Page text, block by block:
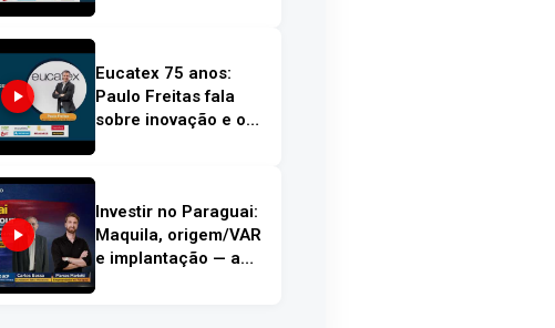
Eucatex 75 anos:
Paulo Freitas fala
sobre inovação e o
Investir no Paraguai:
Maquila, origem/VAR
e implantação — a